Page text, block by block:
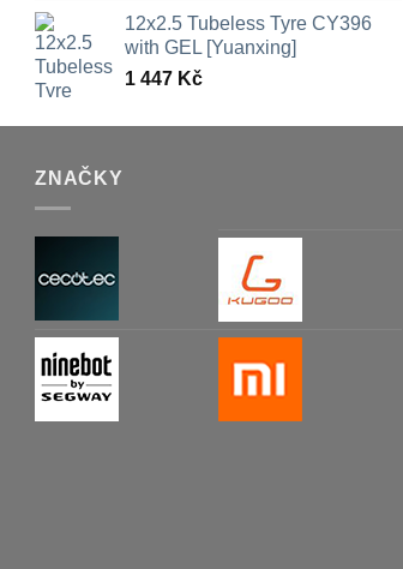
326 Kč
až
12x2.5 Tubeless Tyre CY396
with GEL [Yuanxing]
1 447 Kč
ZNAČKY